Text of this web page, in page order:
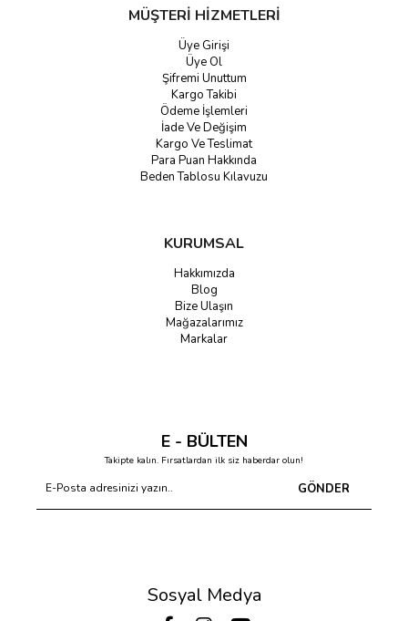
MÜŞTERİ HİZMETLERİ
Üye Girişi
Üye Ol
Şifremi Unuttum
Kargo Takibi
Ödeme İşlemleri
İade Ve Değişim
Kargo Ve Teslimat
Para Puan Hakkında
Beden Tablosu Kılavuzu
KURUMSAL
Hakkımızda
Blog
Bize Ulaşın
Mağazalarımız
Markalar
E - BÜLTEN
Takipte kalın. Fırsatlardan ilk siz haberdar olun!
GÖNDER
Sosyal Medya